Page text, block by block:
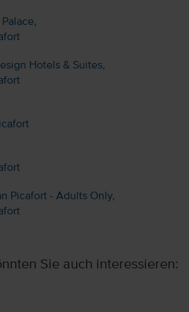
Hotels & Suites,
Picafort - Adults Only,
Sie auch interessieren: